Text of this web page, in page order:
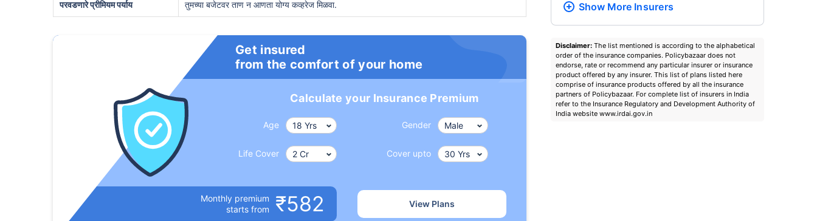
परवडणारे प्रीमियम पर्याय तुमच्या बजेटवर ताण न आणता योग्य कव्हरेज मिळवा.
Get insured
from the comfort of your home
Calculate your Insurance Premium
Age Gender
Life Cover Cover upto
Monthly premium
starts from
₹582 View Plans
Show More Insurers
Disclaimer: The list mentioned is according to the alphabetical
order of the insurance companies. Policybazaar does not
endorse, rate or recommend any particular insurer or insurance
product offered by any insurer. This list of plans listed here
comprise of insurance products offered by all the insurance
partners of Policybazaar. For complete list of insurers in India
refer to the Insurance Regulatory and Development Authority of
India website www.irdai.gov.in